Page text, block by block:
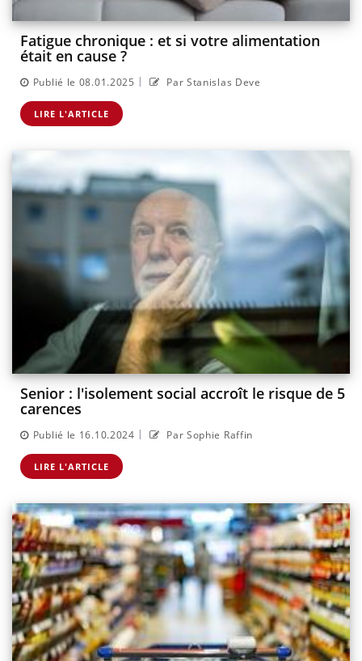
Fatigue chronique : et si votre alimentation
était en cause ?
Publié le 08.01.2025 | Par Stanislas Deve
LIRE L'ARTICLE
Senior : l'isolement social accroît le risque de 5
carences
Publié le 16.10.2024 | Par Sophie Raffin
LIRE L'ARTICLE